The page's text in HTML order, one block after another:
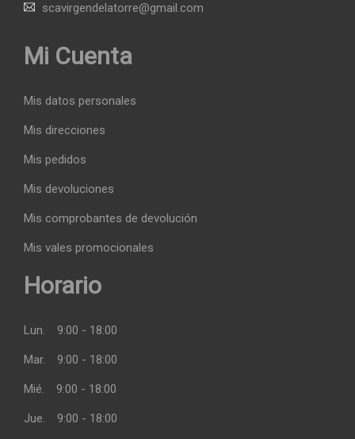
scavirgendelatorre@gmail.com
Mi Cuenta
Mis datos personales
Mis direcciones
Mis pedidos
Mis devoluciones
Mis comprobantes de devolución
Mis vales promocionales
Horario
Lun. 9:00 - 18:00
Mar. 9:00 - 18:00
Mié. 9:00 - 18:00
Jue. 9:00 - 18:00